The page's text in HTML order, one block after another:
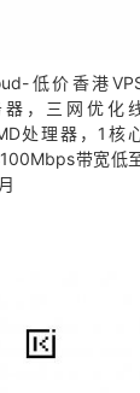
低价香港
，三网优化
处理器，1核
带宽低